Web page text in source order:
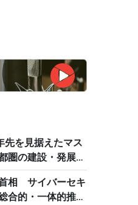
先を見据えたマス
圏の建設・発展へ
相 サイバーセキ
合的・一体的推進